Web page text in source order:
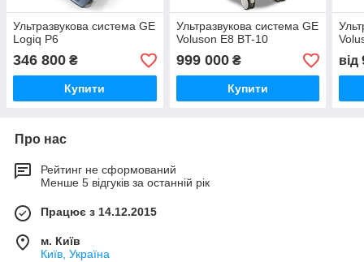
Ультразвукова система GE
Logiq P6
346 800 ₴
Купити
Ультразвукова система GE
Voluson E8 BT-10
999 000₴
Купити
від
Про нас
Рейтинг не сформований
Менше 5 відгуків за останній рік
Працює з 14.12.2015
м. Київ
Київ, Україна